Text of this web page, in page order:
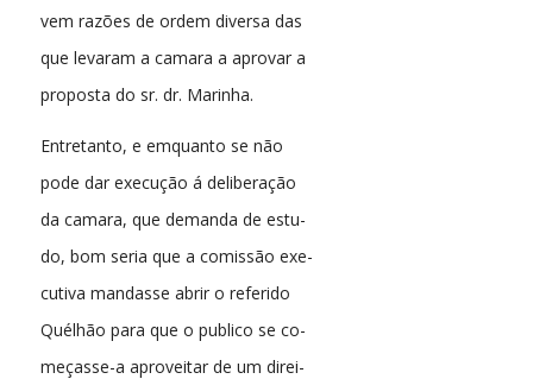
vem razões de ordem diversa das
que levaram a camara a aprovar a
proposta do sr. dr. Marinha.
Entretanto, e emquanto se não
pode dar execução á deliberação
da camara, que demanda de estu-
do, bom seria que a comissão exe-
cutiva mandasse abrir o referido
Quélhão para que o publico se co-
meçasse-a aproveitar de um direi-